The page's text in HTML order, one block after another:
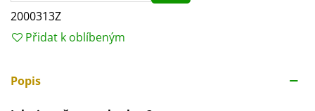
2000313Z
Přidat k oblíbeným
Popis